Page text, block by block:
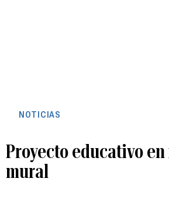
NOTICIAS
Proyecto educativo
mural